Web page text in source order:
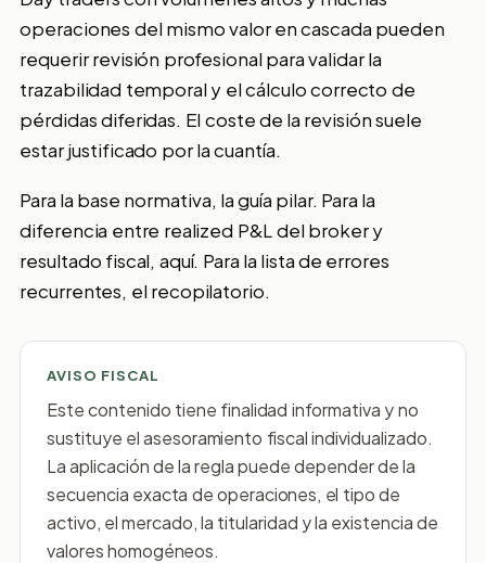
operaciones del mismo valor en cascada pueden
requerir revisión profesional para validar la
trazabilidad temporal y el cálculo correcto de
pérdidas diferidas. El coste de la revisión suele
estar justificado por la cuantía.
Para la base normativa, la guía pilar. Para la
diferencia entre realized P&L del broker y
resultado fiscal, aquí. Para la lista de errores
recurrentes, el recopilatorio.
AVISO FISCAL
Este contenido tiene finalidad informativa y no
sustituye el asesoramiento fiscal individualizado.
La aplicación de la regla puede depender de la
secuencia exacta de operaciones, el tipo de
activo, el mercado, la titularidad y la existencia de
valores homogéneos.